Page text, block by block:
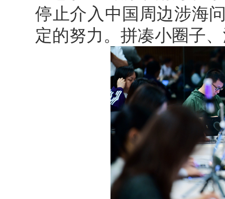
停止介入中国周边涉海
定的努力。拼凑小圈子